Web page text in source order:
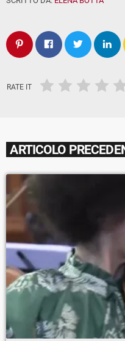
RATE IT
ARTICOLO